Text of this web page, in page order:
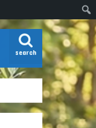
search